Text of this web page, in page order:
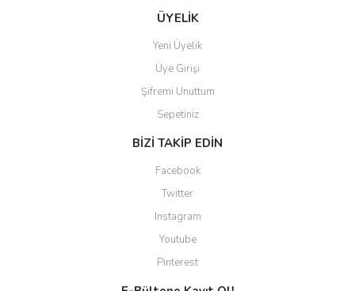
ÜYELİK
Yeni Üyelik
Üye Girişi
Şifremi Unuttum
Sepetiniz
BİZİ TAKİP EDİN
Facebook
Twitter
Instagram
Youtube
Pinterest